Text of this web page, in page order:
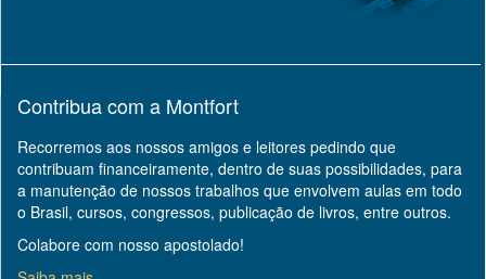
Contribua com a Montfort
Recorremos aos nossos amigos e leitores pedindo que
contribuam financeiramente, dentro de suas possibilidades, para
a manutenção de nossos trabalhos que envolvem aulas em todo
o Brasil, cursos, congressos, publicação de livros, entre outros.
Colabore com nosso apostolado!